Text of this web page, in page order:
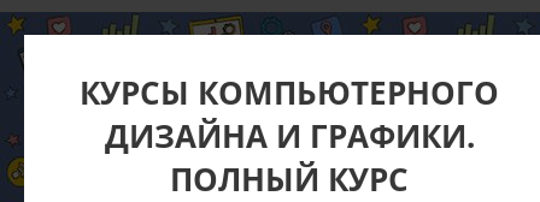
КУРСЫ КОМПЬЮТЕРНОГО
ДИЗАЙНА И ГРАФИКИ.
ПОЛНЫЙ КУРС